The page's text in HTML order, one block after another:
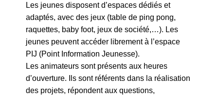
Les jeunes disposent d’espaces dédiés et
adaptés, avec des jeux (table de ping pong,
raquettes, baby foot, jeux de société,…). Les
jeunes peuvent accéder librement à l’espace
PIJ (Point Information Jeunesse).
Les animateurs sont présents aux heures
d’ouverture. Ils sont référents dans la réalisation
des projets, répondent aux questions,